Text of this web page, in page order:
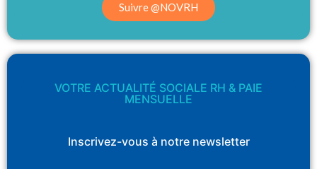
Suivre @NOVRH
VOTRE ACTUALITÉ SOCIALE RH & PAIE
MENSUELLE
Inscrivez-vous à notre newsletter